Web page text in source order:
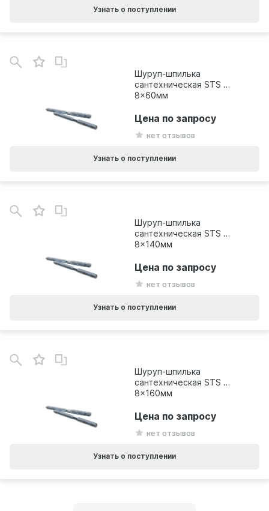
Узнать о поступлении
Шуруп-шпилька
сантехническая STS М
8x60мм
нет отзывов
Цена по запросу
Узнать о поступлении
Шуруп-шпилька
сантехническая STS М
8x140мм
нет отзывов
Цена по запросу
Узнать о поступлении
Шуруп-шпилька
сантехническая STS М
8x160мм
нет отзывов
Цена по запросу
Узнать о поступлении